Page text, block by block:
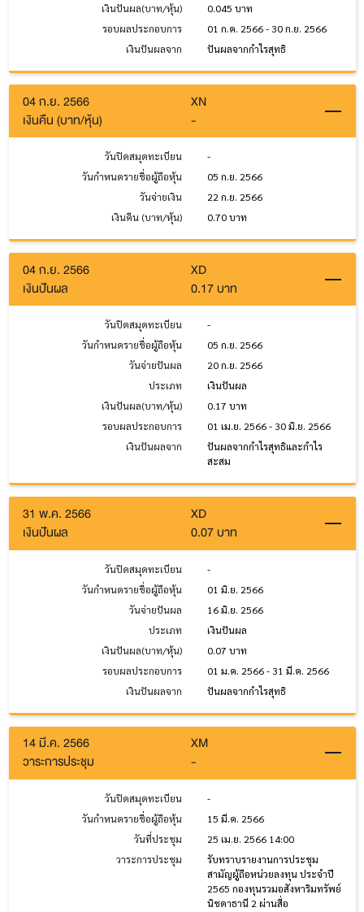
เงินปันผล(บาท/หุ้น)
0.045 บาท
รอบผลประกอบการ
01 ก.ค. 2566 - 30 ก.ย. 2566
เงินปันผลจาก
ปันผลจากกำไรสุทธิ
04 ก.ย. 2566
XN
เงินคืน (บาท/หุ้น)
-
วันปิดสมุดทะเบียน
-
วันกำหนดรายชื่อผู้ถือหุ้น
05 ก.ย. 2566
วันจ่ายเงิน
22 ก.ย. 2566
เงินคืน (บาท/หุ้น)
0.70 บาท
04 ก.ย. 2566
XD
เงินปันผล
0.17 บาท
วันปิดสมุดทะเบียน
-
วันกำหนดรายชื่อผู้ถือหุ้น
05 ก.ย. 2566
วันจ่ายปันผล
20 ก.ย. 2566
ประเภท
เงินปันผล
เงินปันผล(บาท/หุ้น)
0.17 บาท
รอบผลประกอบการ
01 เม.ย. 2566 - 30 มิ.ย. 2566
เงินปันผลจาก
ปันผลจากกำไรสุทธิและกำไร
สะสม
31 พ.ค. 2566
XD
เงินปันผล
0.07 บาท
วันปิดสมุดทะเบียน
-
วันกำหนดรายชื่อผู้ถือหุ้น
01 มิ.ย. 2566
วันจ่ายปันผล
16 มิ.ย. 2566
ประเภท
เงินปันผล
เงินปันผล(บาท/หุ้น)
0.07 บาท
รอบผลประกอบการ
01 ม.ค. 2566 - 31 มี.ค. 2566
เงินปันผลจาก
ปันผลจากกำไรสุทธิ
14 มี.ค. 2566
XM
วาระการประชุม
-
วันปิดสมุดทะเบียน
-
วันกำหนดรายชื่อผู้ถือหุ้น
15 มี.ค. 2566
วันที่ประชุม
25 เม.ย. 2566 14:00
วาระการประชุม
รับทราบรายงานการประชุม
สามัญผู้ถือหน่วยลงทุน ประจำปี
2565 กองทุนรวมอสังหาริมทรัพย์
นิชดาธานี 2 ผ่านสื่อ